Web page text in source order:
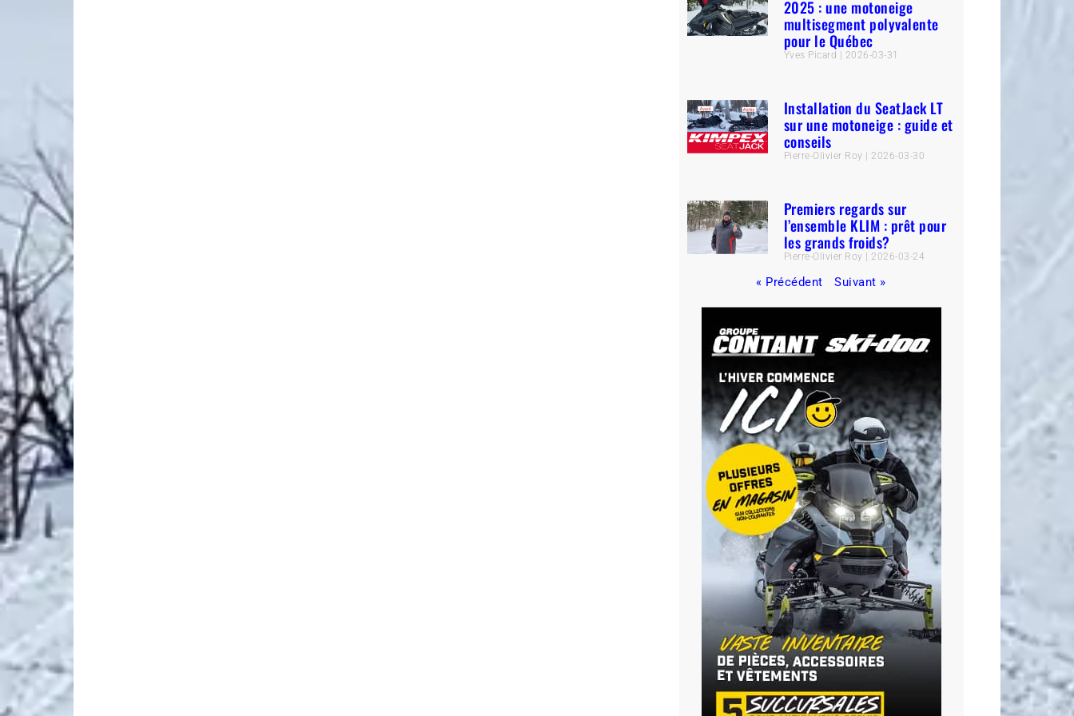
2025 : une motoneige
multisegment polyvalente
pour le Québec
Yves Picard 2026-03-31
Installation du SeatJack LT
sur une motoneige : guide et
conseils
Pierre-Olivier Roy 2026-03-30
Premiers regards sur
l’ensemble KLIM : prêt pour
les grands froids?
Pierre-Olivier Roy 2026-03-24
« Précédent Suivant »